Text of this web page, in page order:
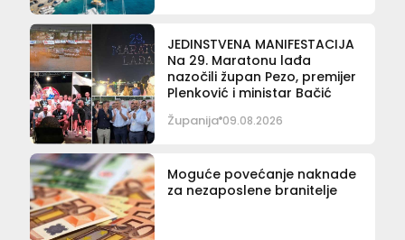
JEDINSTVENA MANIFESTACIJA
Na 29. Maratonu lađa
nazočili župan Pezo, premijer
Plenković i ministar Bačić
Županija 09.08.2026
Moguće povećanje naknade
za nezaposlene branitelje